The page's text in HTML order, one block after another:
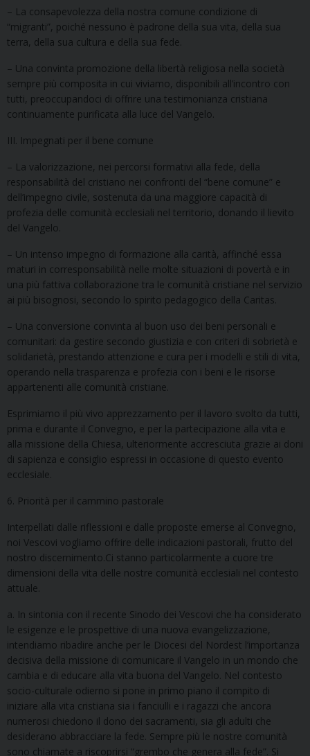
– La consapevolezza della nostra comune condizione di
“migranti”, poiché nessuno è padrone della sua vita, della sua
terra, della sua cultura e della sua fede.
– Una convinta promozione della libertà religiosa nella società
sempre più composita in cui viviamo, disponibili all’incontro con
tutti, preoccupandoci di offrire una testimonianza cristiana
continuamente purificata alla luce del Vangelo.
III. Impegnati per il bene comune
– La valorizzazione, nei percorsi formativi alla fede, della
responsabilità del cristiano nei confronti del “bene comune” e
dell’impegno civile, sostenuta da una maggiore capacità di
profezia delle comunità ecclesiali nel territorio, donando il lievito
del Vangelo.
– Un intenso impegno di formazione alla carità, affinché essa
maturi in corresponsabilità nelle molte situazioni di povertà e in
una più fattiva collaborazione tra le comunità cristiane nel servizio
ai più bisognosi, secondo lo spirito pedagogico della Caritas.
– Una conversione convinta al buon uso dei beni personali e
comunitari: da gestire secondo giustizia e con criteri di sobrietà e
solidarietà, prestando attenzione e cura per i modelli e stili di vita,
operando nella trasparenza e profezia con i beni e le risorse
appartenenti alle comunità cristiane.
Esprimiamo il più vivo apprezzamento per il lavoro svolto da tutti,
prima e durante il Convegno, e per la partecipazione alla vita e
alla missione della Chiesa, ulteriormente accresciuta grazie ai doni
di sapienza e consiglio espressi in occasione di questo evento
ecclesiale.
6. Priorità per il cammino pastorale
Interpellati dalle riflessioni e dalle proposte emerse al Convegno,
noi Vescovi vogliamo offrire delle indicazioni pastorali, frutto del
nostro discernimento.Ci stanno particolarmente a cuore tre
dimensioni della vita delle nostre comunità ecclesiali nel contesto
attuale.
a. In sintonia con il recente Sinodo dei Vescovi che ha considerato
le esigenze e le prospettive di una nuova evangelizzazione,
intendiamo ribadire anche per le Diocesi del Nordest l’importanza
decisiva della missione di comunicare il Vangelo in un mondo che
cambia e di educare alla vita buona del Vangelo. Nel contesto
socio-culturale odierno si pone in primo piano il compito di
iniziare alla vita cristiana sia i fanciulli e i ragazzi che ancora
numerosi chiedono il dono dei sacramenti, sia gli adulti che
desiderano abbracciare la fede. Sempre più le nostre comunità
sono chiamate a riscoprirsi “grembo che genera alla fede”. Si